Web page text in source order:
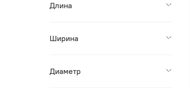
Длина
Ширина
Диаметр